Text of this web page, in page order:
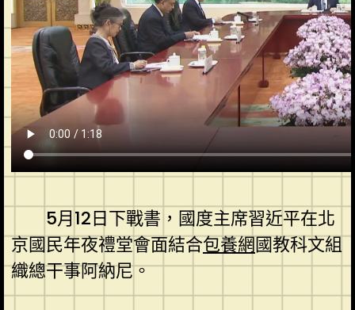
5月12日下戰書，國度主席習近平在北
京國民年夜禮堂會面結合包養網國教科文組
織總干事阿納尼。